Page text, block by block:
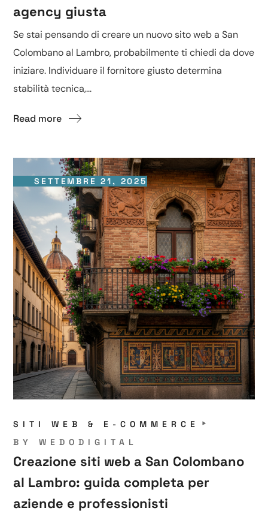
agency giusta
Se stai pensando di creare un nuovo sito web a San
Colombano al Lambro, probabilmente ti chiedi da dove
iniziare. Individuare il fornitore giusto determina
stabilità tecnica,...
Read more
SETTEMBRE 21, 2025
SITI WEB & E-COMMERCE
BYWEDODIGITAL
Creazione siti web a San Colombano
al Lambro: guida completa per
aziende e professionisti